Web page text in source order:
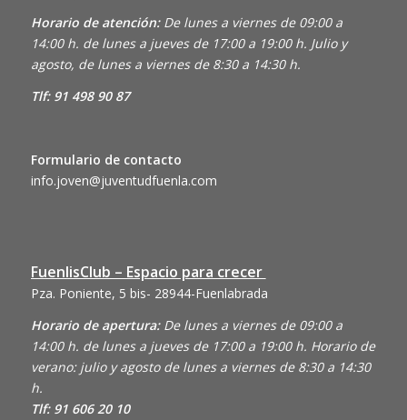
Horario de atención: De lunes a viernes de 09:00 a
14:00 h. de lunes a jueves de 17:00 a 19:00 h. Julio y
agosto, de lunes a viernes de 8:30 a 14:30 h.
Tlf: 91 498 90 87
Formulario de contacto
info.joven@juventudfuenla.com
FuenlisClub – Espacio para crecer
Pza. Poniente, 5 bis- 28944-Fuenlabrada
Horario de apertura:De lunes a viernes de 09:00 a
14:00 h. de lunes a jueves de 17:00 a 19:00 h. Horario de
verano: julio y agosto de lunes a viernes de 8:30 a 14:30
h.
Tlf: 91 606 20 10